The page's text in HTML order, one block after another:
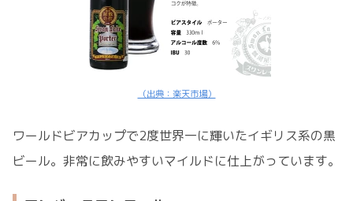
（出典：楽天市場）
ワールドビアカップで2度世界一に輝いたイギリス系の黒
ビール。非常に飲みやすいマイルドに仕上がっています。